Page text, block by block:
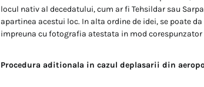
locul nativ al decedatului, cum ar fi Tehsildar sau
apartinea acestui loc. In alta ordine de idei, se poate
impreuna cu fotografia atestata in mod
Procedura aditionala in cazul deplasarii din